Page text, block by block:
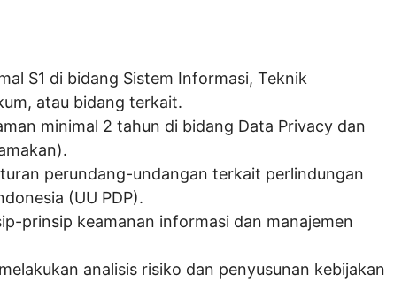
S1 di bidang Sistem Informasi, Teknik
atau bidang terkait.
minimal 2 tahun di bidang Data Privacy dan
perundang-undangan terkait perlindungan
(UU PDP).
prinsip keamanan informasi dan manajemen
analisis risiko dan penyusunan kebijakan